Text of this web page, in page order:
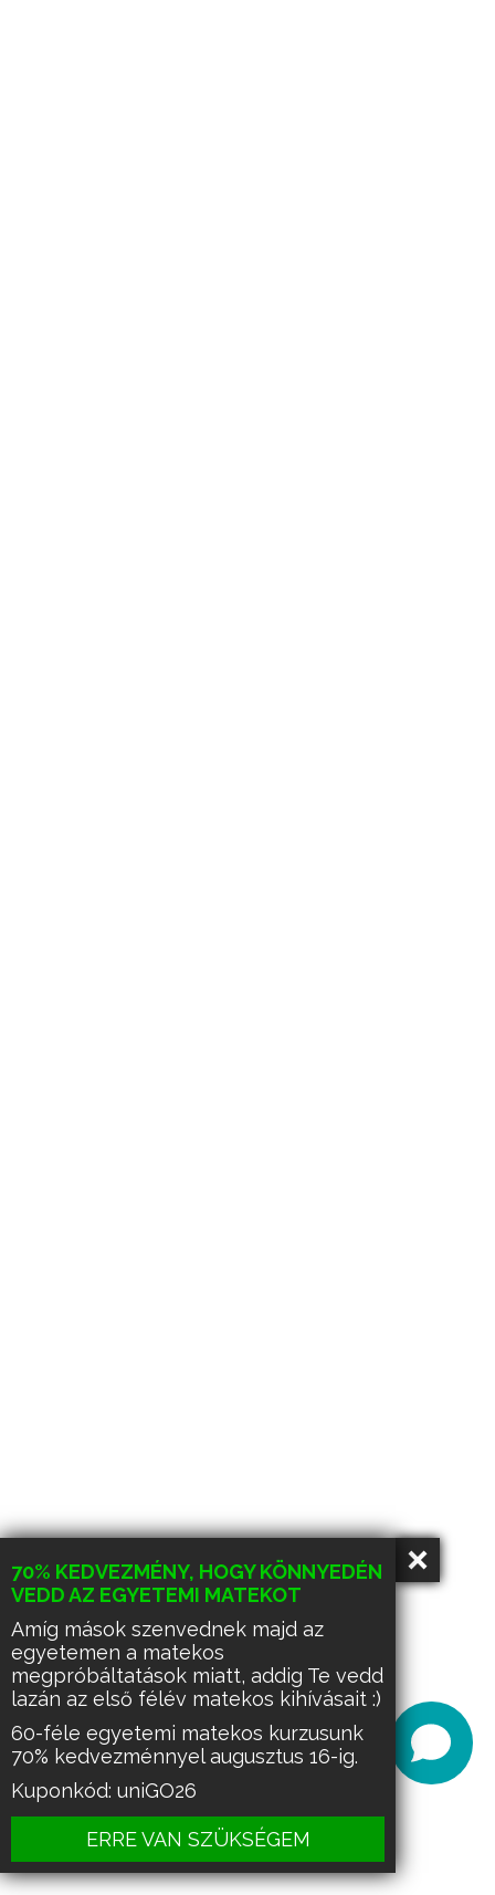
70% KEDVEZMÉNY, HOGY KÖNNYEDÉN
VEDD AZ EGYETEMI MATEKOT
Amíg mások szenvednek majd az
egyetemen a matekos
megpróbáltatások miatt, addig Te vedd
lazán az első félév matekos kihívásait :)
60-féle egyetemi matekos kurzusunk
70% kedvezménnyel augusztus 16-ig.
Kuponkód: uniGO26
ERRE VAN SZÜKSÉGEM